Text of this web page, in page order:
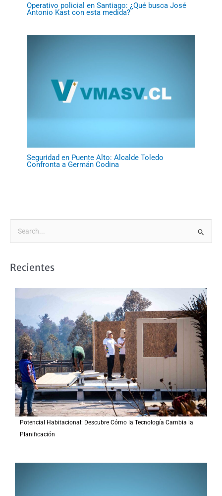
Operativo policial en Santiago: ¿Qué busca José
Antonio Kast con esta medida?
Seguridad en Puente Alto: Alcalde Toledo
Confronta a Germán Codina
cRecientes
Potencial Habitacional: Descubre Cómo la Tecnología Cambia la
Planificación